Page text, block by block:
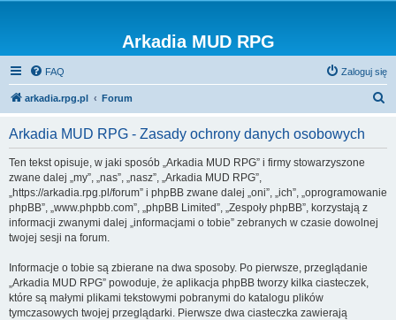
Arkadia MUD RPG
FAQ Zaloguj się
arkadia.rpg.pl Forum
Arkadia MUD RPG - Zasady ochrony danych osobowych
Ten tekst opisuje, w jaki sposób „Arkadia MUD RPG” i firmy stowarzyszone
zwane dalej „my”, „nas”, „nasz”, „Arkadia MUD RPG”,
„https://arkadia.rpg.pl/forum” i phpBB zwane dalej „oni”, „ich”, „oprogramowanie
phpBB”, „www.phpbb.com”, „phpBB Limited”, „Zespoły phpBB”, korzystają z
informacji zwanymi dalej „informacjami o tobie” zebranych w czasie dowolnej
twojej sesji na forum.
Informacje o tobie są zbierane na dwa sposoby. Po pierwsze, przeglądanie
„Arkadia MUD RPG” powoduje, że aplikacja phpBB tworzy kilka ciasteczek,
które są małymi plikami tekstowymi pobranymi do katalogu plików
tymczasowych twojej przeglądarki. Pierwsze dwa ciasteczka zawierają